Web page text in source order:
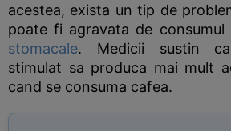
acestea, exista un tip de
poate fi agravata de consumul
stomacale. Medicii sustin
stimulat sa produca mai mult
cand se consuma cafea.